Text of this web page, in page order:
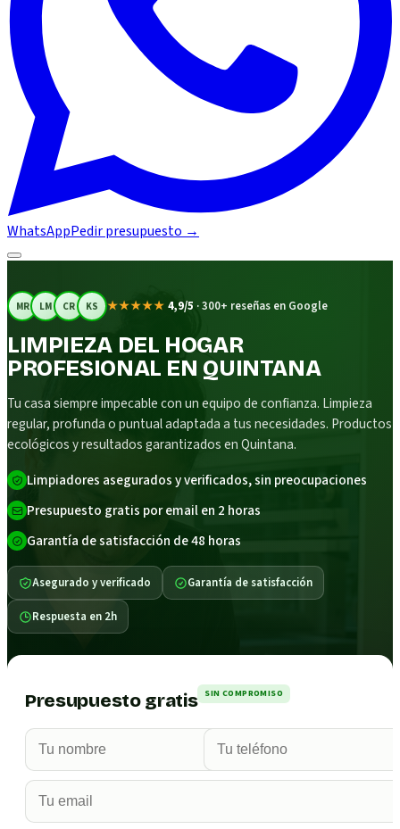
WhatsAppPedir presupuesto →
MR LM CR KS ★★★★★ 4,9/5 ·300+ reseñas en Google
LIMPIEZA DEL HOGAR
PROFESIONAL EN QUINTANA
Tu casa siempre impecable con un equipo de confianza. Limpieza
regular, profunda o puntual adaptada a tus necesidades. Productos
ecológicos y resultados garantizados en Quintana.
Limpiadores asegurados y verificados, sin preocupaciones
Presupuesto gratis por email en 2 horas
Garantía de satisfacción de 48 horas
Asegurado y verificado Garantía de satisfacción
Respuesta en 2h
Presupuesto gratis SIN COMPROMISO